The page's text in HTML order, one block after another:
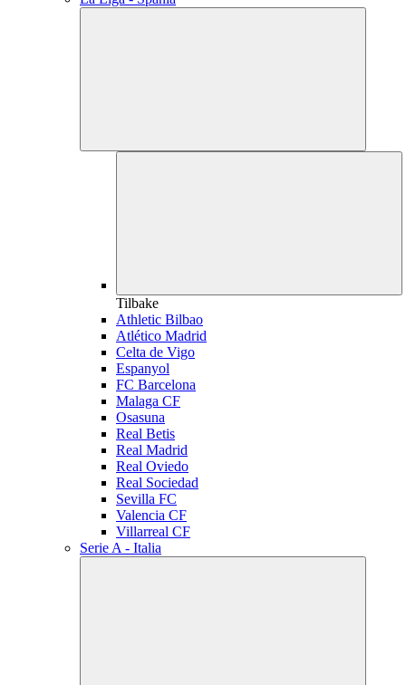
Tilbake
Athletic Bilbao
Atlético Madrid
Celta de Vigo
Espanyol
FC Barcelona
Malaga CF
Osasuna
Real Betis
Real Madrid
Real Oviedo
Real Sociedad
Sevilla FC
Valencia CF
Villarreal CF
Serie A - Italia